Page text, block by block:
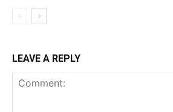
LEAVE A REPLY